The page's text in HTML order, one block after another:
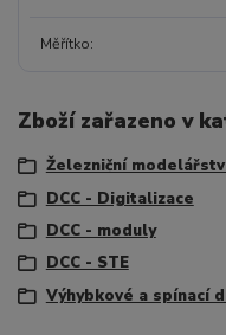
Měřítko
Zboží zařazeno v
Železniční
DCC - Digitalizace
DCC - moduly
DCC - STE
Výhybkové a spínací